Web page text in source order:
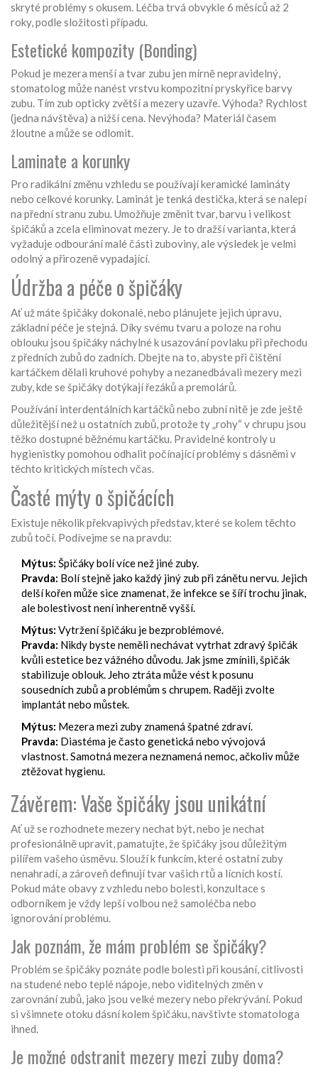
skryté problémy s okusem. Léčba trvá obvykle 6 měsíců až 2
roky, podle složitosti případu.
Estetické kompozity (Bonding)
Pokud je mezera menší a tvar zubu jen mírně nepravidelný,
stomatolog může nanést vrstvu kompozitní pryskyřice barvy
zubu. Tím zub opticky zvětší a mezery uzavře. Výhoda? Rychlost
(jedna návštěva) a nižší cena. Nevýhoda? Materiál časem
žloutne a může se odlomit.
Laminate a korunky
Pro radikální změnu vzhledu se používají keramické lamináty
nebo celkové korunky. Laminát je tenká destička, která se nalepí
na přední stranu zubu. Umožňuje změnit tvar, barvu i velikost
špičáků a zcela eliminovat mezery. Je to dražší varianta, která
vyžaduje odbourání malé části zuboviny, ale výsledek je velmi
odolný a přirozeně vypadající.
Údržba a péče o špičáky
Ať už máte špičáky dokonalé, nebo plánujete jejich úpravu,
základní péče je stejná. Díky svému tvaru a poloze na rohu
oblouku jsou špičáky náchylné k usazování povlaku při přechodu
z předních zubů do zadních. Dbejte na to, abyste při čištění
kartáčkem dělali kruhové pohyby a nezanedbávali mezery mezi
zuby, kde se špičáky dotýkají řezáků a premolárů.
Používání interdentálních kartáčků nebo zubní nitě je zde ještě
důležitější než u ostatních zubů, protože ty „rohy“ v chrupu jsou
těžko dostupné běžnému kartáčku. Pravidelné kontroly u
hygienistky pomohou odhalit počínající problémy s dásněmi v
těchto kritických místech včas.
Časté mýty o špičácích
Existuje několik překvapivých představ, které se kolem těchto
zubů točí. Podívejme se na pravdu:
Mýtus: Špičáky bolí více než jiné zuby.
Pravda: Bolí stejně jako každý jiný zub při zánětu nervu. Jejich
delší kořen může sice znamenat, že infekce se šíří trochu jinak,
ale bolestivost není inherentně vyšší.
Mýtus: Vytržení špičáku je bezproblémové.
Pravda: Nikdy byste neměli nechávat vytrhat zdravý špičák
kvůli estetice bez vážného důvodu. Jak jsme zmínili, špičák
stabilizuje oblouk. Jeho ztráta může vést k posunu
sousedních zubů a problémům s chrupem. Raději zvolte
implantát nebo můstek.
Mýtus: Mezera mezi zuby znamená špatné zdraví.
Pravda: Diastéma je často genetická nebo vývojová
vlastnost. Samotná mezera neznamená nemoc, ačkoliv může
ztěžovat hygienu.
Závěrem: Vaše špičáky jsou unikátní
Ať už se rozhodnete mezery nechat být, nebo je nechat
profesionálně upravit, pamatujte, že špičáky jsou důležitým
pilířem vašeho úsměvu. Slouží k funkcím, které ostatní zuby
nenahradí, a zároveň definují tvar vašich rtů a lícních kostí.
Pokud máte obavy z vzhledu nebo bolesti, konzultace s
odborníkem je vždy lepší volbou než samoléčba nebo
ignorování problému.
Jak poznám, že mám problém se špičáky?
Problém se špičáky poznáte podle bolesti při kousání, citlivosti
na studené nebo teplé nápoje, nebo viditelných změn v
zarovnání zubů, jako jsou velké mezery nebo překrývání. Pokud
si všimnete otoku dásní kolem špičáku, navštivte stomatologa
ihned.
Je možné odstranit mezery mezi zuby doma?